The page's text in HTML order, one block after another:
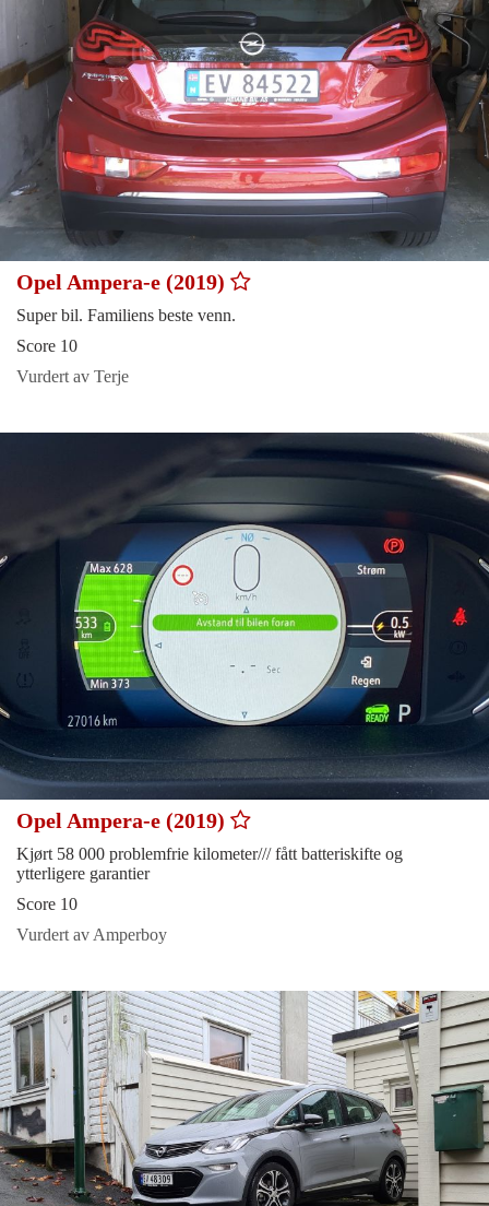
Opel Ampera-e (2019)
Super bil. Familiens beste venn.
Score 10
Vurdert av Terje
Opel Ampera-e (2019)
Kjørt 58 000 problemfrie kilometer/// fått batteriskifte og
ytterligere garantier
Score 10
Vurdert av Amperboy